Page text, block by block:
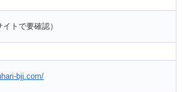
トで要確認）
bjj.com/